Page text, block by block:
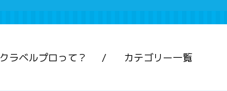
クラベルプロって？ カテゴリー一覧